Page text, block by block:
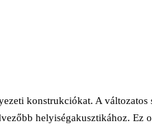
konstrukciókat. A
helyiségakusztikához.